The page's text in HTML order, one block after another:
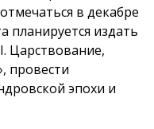
в декабре
планируется издать
Царствование,
провести
эпохи и